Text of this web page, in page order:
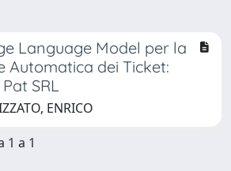
Language Model per la
Automatica dei Ticket:
SRL
ENRICO
a 1